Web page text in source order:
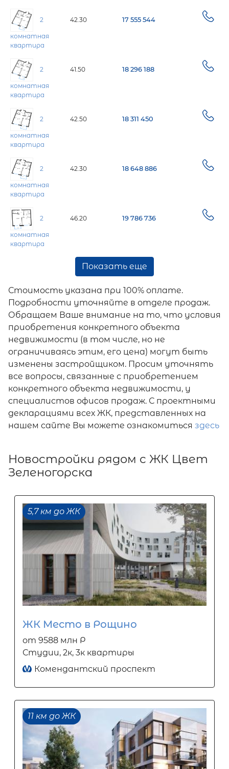
2
комнатная
квартира
42.30 17 555 544
2
комнатная
квартира
41.50 18 296 188
2
комнатная
квартира
42.50 18 311 450
2
комнатная
квартира
42.30 18 648 886
2
комнатная
квартира
46.20 19 786 736
Показать еще
Стоимость указана при 100% оплате.
Подробности уточняйте в отделе продаж.
Обращаем Ваше внимание на то, что условия
приобретения конкретного объекта
недвижимости (в том числе, но не
ограничиваясь этим, его цена) могут быть
изменены застройщиком. Просим уточнять
все вопросы, связанные с приобретением
конкретного объекта недвижимости, у
специалистов офисов продаж. С проектными
декларациями всех ЖК, представленных на
нашем сайте Вы можете ознакомиться здесь
Новостройки рядом с ЖК Цвет
Зеленогорска
5,7 км до ЖК
ЖК Место в Рощино
от 9588 млн Р
Студии, 2к, 3к квартиры
Комендантский проспект
11 км до ЖК